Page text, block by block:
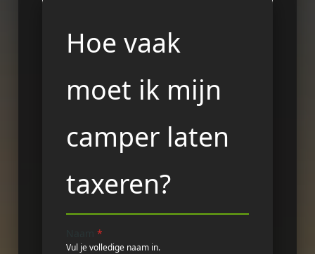
Hoe vaak
moet ik mijn
camper laten
taxeren?
Naam*
Vul je volledige naam in.